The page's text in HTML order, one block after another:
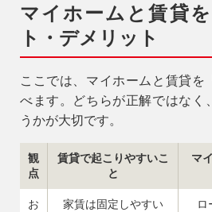
マイホームと賃貸
ト・デメリット
ここでは、マイホームと賃貸を
べます。どちらが正解ではなく
うかが大切です。
観
点
賃貸で起こりやすいこ
と
マ
お
家賃は固定しやすい
ロ